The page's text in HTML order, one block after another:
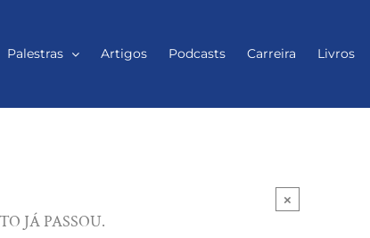
Palestras Artigos Podcasts Carreira Livros
×
JÁ PASSOU.